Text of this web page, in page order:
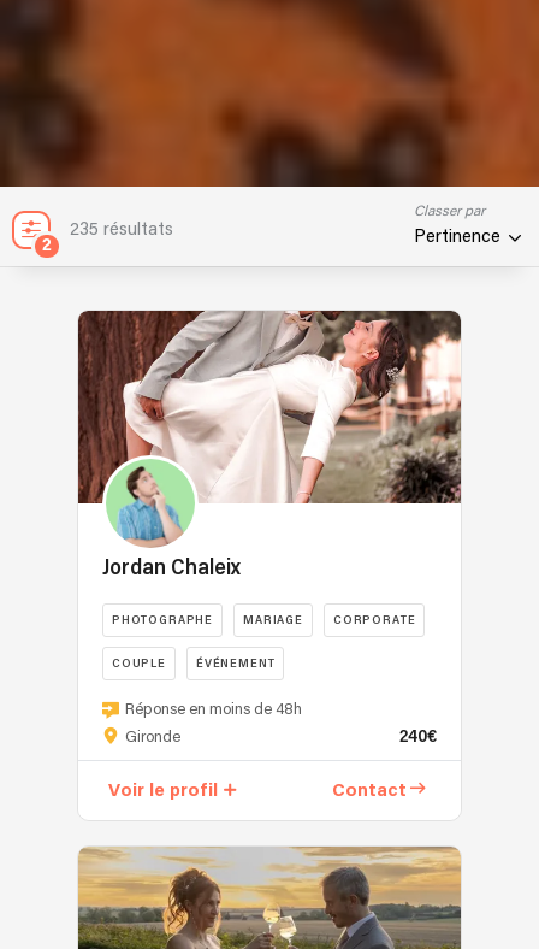
2
235 résultats
Classer par
Pertinence
Jordan Chaleix
PHOTOGRAPHE MARIAGE CORPORATE
COUPLE ÉVÉNEMENT
Je
suis
je
crée
des
images
Réponse en moins de 48h
Gironde
240€
Voir le profil Contact